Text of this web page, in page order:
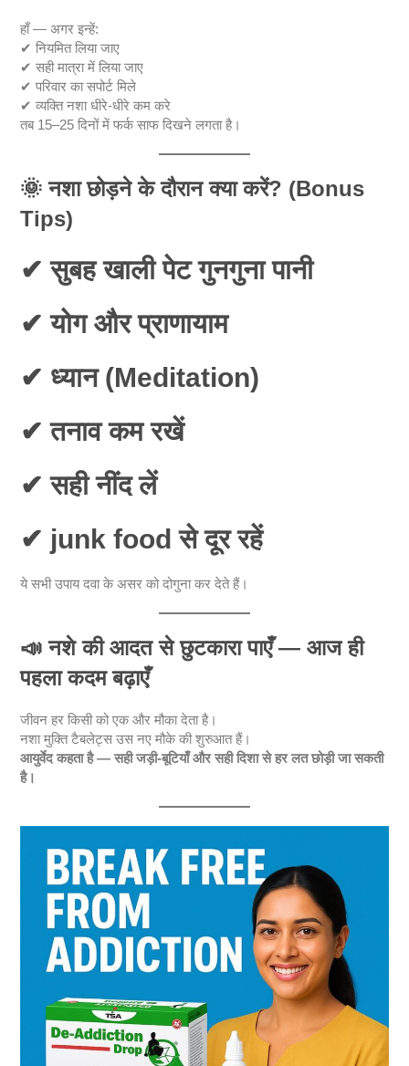
हाँ — अगर इन्हें:
✔ नियमित लिया जाए
✔ सही मात्रा में लिया जाए
✔ परिवार का सपोर्ट मिले
✔ व्यक्ति नशा धीरे-धीरे कम करे
तब 15–25 दिनों में फर्क साफ दिखने लगता है।
🌞नशा छोड़ने के दौरान क्या करें? (Bonus
Tips)
✔ सुबह खाली पेट गुनगुना पानी
✔ योग और प्राणायाम
✔ ध्यान (Meditation)
✔ तनाव कम रखें
✔ सही नींद लें
✔ junk food से दूर रहें
ये सभी उपाय दवा के असर को दोगुना कर देते हैं।
📣नशे की आदत से छुटकारा पाएँ — आज ही
पहला कदम बढ़ाएँ
जीवन हर किसी को एक और मौका देता है।
नशा मुक्ति टैबलेट्स उस नए मौके की शुरुआत हैं।
आयुर्वेद कहता है — सही जड़ी-बूटियाँ और सही दिशा से हर लत छोड़ी जा सकती
है।